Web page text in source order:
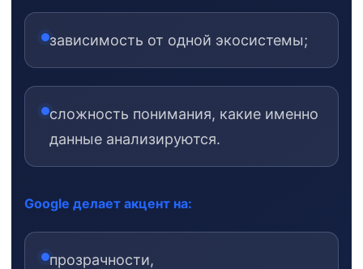
зависимость от одной экосистемы;
сложность понимания, какие именно
данные анализируются.
Google делает акцент на:
прозрачности,